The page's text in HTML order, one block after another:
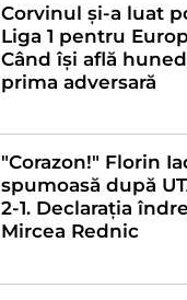
Corvinul și-a luat
Liga 1 pentru
Când își află
prima adversară
"Corazon!" Florin
spumoasă după
2-1. Declarația
Mircea Rednic